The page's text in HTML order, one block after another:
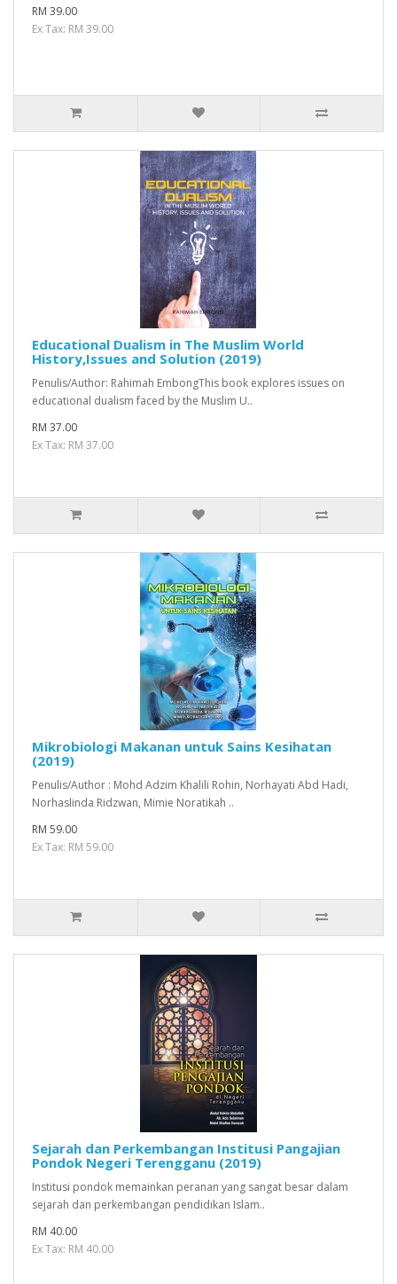
RM 39.00
Ex Tax: RM 39.00
Educational Dualism in The Muslim World
History,Issues and Solution (2019)
Penulis/Author: Rahimah EmbongThis book explores issues on
educational dualism faced by the Muslim U..
RM 37.00
Ex Tax: RM 37.00
Mikrobiologi Makanan untuk Sains Kesihatan
(2019)
Penulis/Author : Mohd Adzim Khalili Rohin, Norhayati Abd Hadi,
Norhaslinda Ridzwan, Mimie Noratikah ..
RM 59.00
Ex Tax: RM 59.00
Sejarah dan Perkembangan Institusi Pangajian
Pondok Negeri Terengganu (2019)
Institusi pondok memainkan peranan yang sangat besar dalam
sejarah dan perkembangan pendidikan Islam..
RM 40.00
Ex Tax: RM 40.00